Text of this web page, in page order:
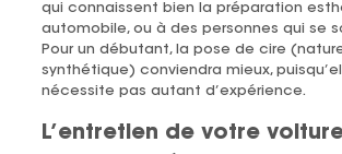
qui connaissent bien la préparation
automobile, ou à des personnes qui se
Pour un débutant, la pose de cire
synthétique) conviendra mieux,
nécessite pas autant d’expérience.
L’entretien de votre